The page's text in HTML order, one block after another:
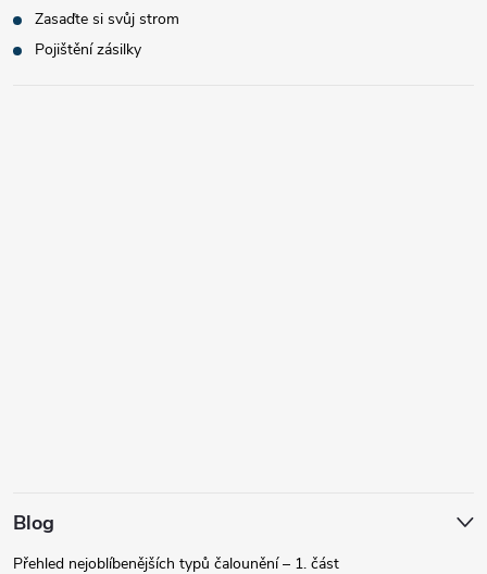
Zasaďte si svůj strom
Pojištění zásilky
Blog
Přehled nejoblíbenějších typů čalounění – 1. část